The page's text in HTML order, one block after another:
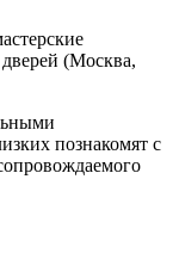
(Москва,
познакомят с